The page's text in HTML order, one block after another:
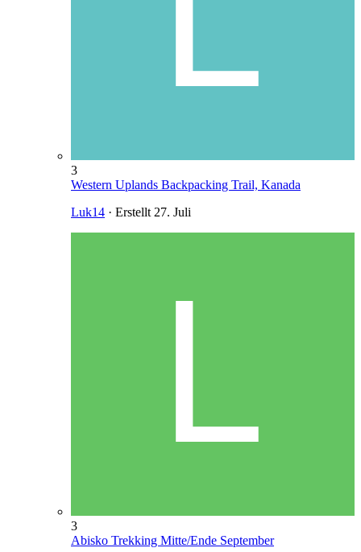
3
Western Uplands Backpacking Trail, Kanada
Luk14 · Erstellt 27. Juli
3
Abisko Trekking Mitte/Ende September